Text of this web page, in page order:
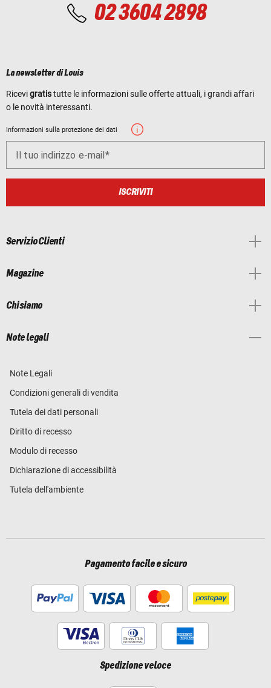
02 3604 2898
La newsletter di Louis
Ricevigratistutte le informazioni sulle offerte attuali, i grandi affari
o le novità interessanti.
Informazioni sulla protezione dei dati
Il tuo indirizzo e-mail
ISCRIVITI
Servizio Clienti
Magazine
Chi siamo
Note legali
Note Legali
Condizioni generali di vendita
Tutela dei dati personali
Diritto di recesso
Modulo di recesso
Dichiarazione di accessibilità
Tutela dell'ambiente
Pagamento facile e sicuro
Spedizione veloce